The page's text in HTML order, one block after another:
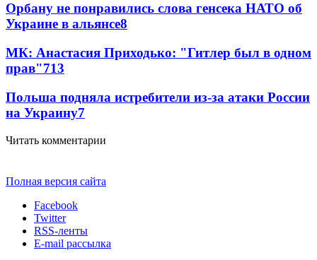
Орбану не понравились слова генсека НАТО об
Украине в альянсе8
МК: Анастасия Приходько: "Гитлер был в одном
прав"713
Польша подняла истребители из-за атаки России
на Украину7
Читать комментарии
Полная версия сайта
Facebook
Twitter
RSS-ленты
E-mail рассылка